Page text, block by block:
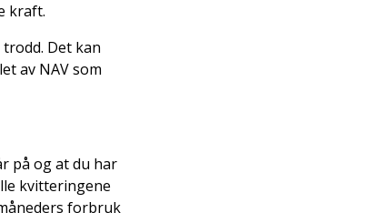
kraft.
Det kan
av NAV som
på og at du har
kvitteringene
forbruk